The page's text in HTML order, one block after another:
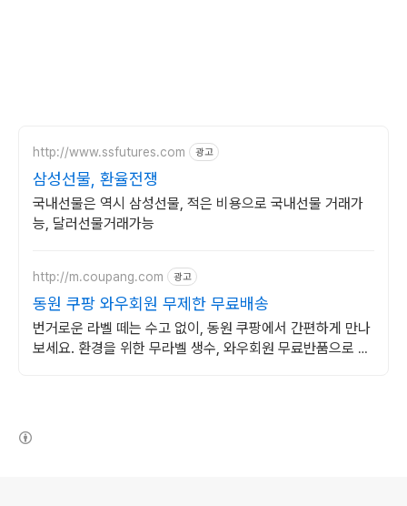
http://www.ssfutures.com 광고
삼성선물, 환율전쟁
국내선물은 역시 삼성선물, 적은 비용으로 국내선물 거래가
능, 달러선물거래가능
http://m.coupang.com 광고
동원 쿠팡 와우회원 무제한 무료배송
번거로운 라벨 떼는 수고 없이, 동원 쿠팡에서 간편하게 만나
보세요. 환경을 위한 무라벨 생수, 와우회원 무료반품으로 안